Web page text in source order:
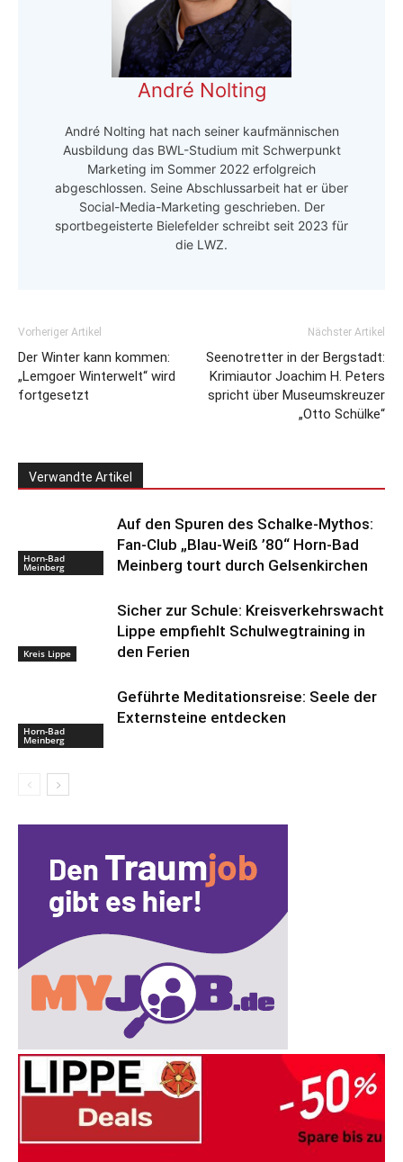
André Nolting
André Nolting hat nach seiner kaufmännischen
Ausbildung das BWL-Studium mit Schwerpunkt
Marketing im Sommer 2022 erfolgreich
abgeschlossen. Seine Abschlussarbeit hat er über
Social-Media-Marketing geschrieben. Der
sportbegeisterte Bielefelder schreibt seit 2023 für
die LWZ.
Vorheriger Artikel
Der Winter kann kommen:
„Lemgoer Winterwelt“ wird
fortgesetzt
Nächster Artikel
Seenotretter in der Bergstadt:
Krimiautor Joachim H. Peters
spricht über Museumskreuzer
„Otto Schülke“
Verwandte Artikel
Horn-Bad
Meinberg
Auf den Spuren des Schalke-Mythos:
Fan-Club „Blau-Weiß ’80“ Horn-Bad
Meinberg tourt durch Gelsenkirchen
Kreis Lippe
Sicher zur Schule: Kreisverkehrswacht
Lippe empfiehlt Schulwegtraining in
den Ferien
Horn-Bad
Meinberg
Geführte Meditationsreise: Seele der
Externsteine entdecken